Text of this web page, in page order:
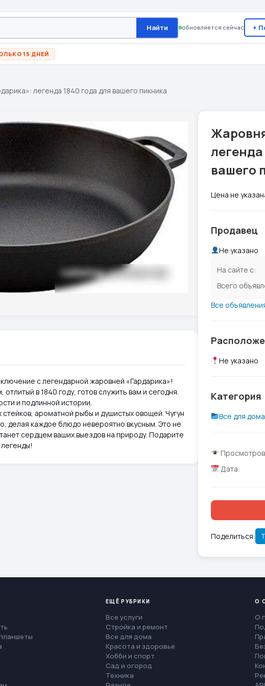
Найти обновляется сейчас +
15 ДНЕЙ
легенда 1840 года для вашего пикника
с легендарной жаровней «Гардарика»!
в 1840 году, готов служить вам и сегодня.
и подлинной истории.
ароматной рыбы и душистых овощей. Чугун
делая каждое блюдо невероятно вкусным. Это не
сердцем ваших выездов на природу. Подарите
легенда
вашего
Цена не
Продавец
Не указано
На сайте с:
Всего
Все
Не указано
Категория
Все для дома
Дата:
Поделиться:
ЕЩЁ РУБРИКИ
Все услуги
Стройка и ремонт
Все для дома
Красота и здоровье
Хобби и спорт
Сад и огород
Техника
О
О